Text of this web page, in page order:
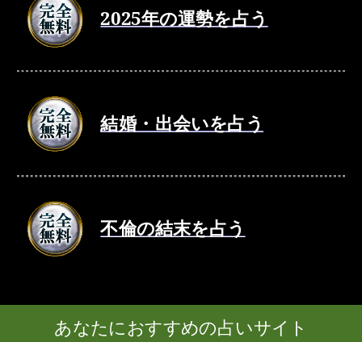
2025年の運勢を占う
結婚・出会いを占う
不倫の結末を占う
あなたにおすすめの占いサイト